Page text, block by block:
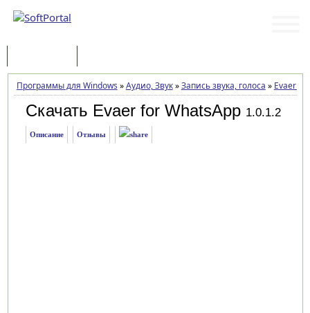
Программы для Windows »Аудио, Звук»Запись звука, голоса » Evaer
Скачать Evaer for WhatsApp 1.0.1.2
Описание Отзывы